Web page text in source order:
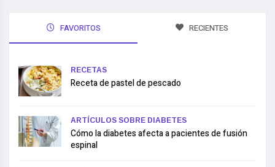
FAVORITOS RECIENTES
RECETAS
Receta de pastel de pescado
ARTÍCULOS SOBRE DIABETES
Cómo la diabetes afecta a pacientes de fusión
espinal